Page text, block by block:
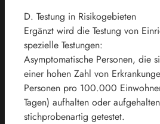
D. Testung in Risikogebieten
Ergänzt wird die Testung von
spezielle Testungen:
Asymptomatische Personen, die
einer hohen Zahl von
Personen pro 100.000
Tagen) aufhalten oder
stichprobenartig getestet.